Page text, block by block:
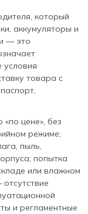
который
аккумуляторы и
— это
условия
товара с
цене», без
режиме;
пыль,
попытка
или влажном
и регламентные